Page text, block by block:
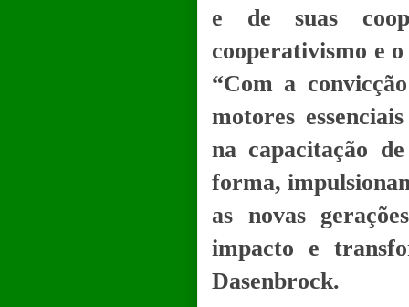
e de suas
cooperativismo e
“Com a
motores
na capacitação
forma,
as novas
impacto e
Dasenbrock.